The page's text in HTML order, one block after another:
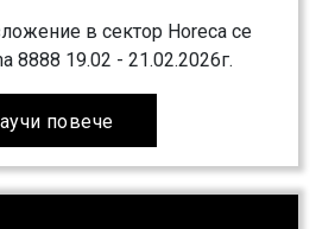
в сектор Horeca се
8888 19.02 - 21.02.2026г.
повече